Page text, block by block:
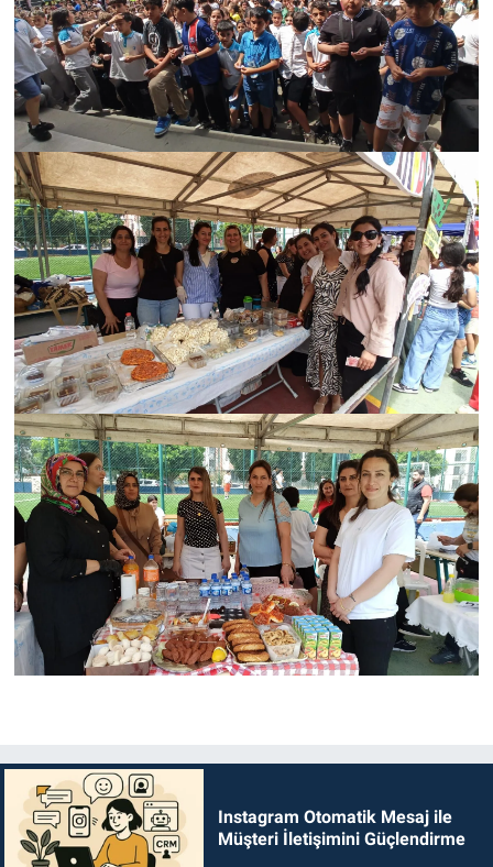
Instagram Otomatik Mesaj ile
Müşteri İletişimini Güçlendirme